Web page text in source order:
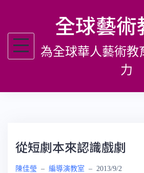
主
全球藝術
為全球華人藝術教
力
從短劇本來認識戲劇
陳佳瑩 – 編導演教室 – 2013/9/2